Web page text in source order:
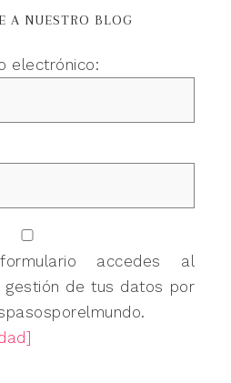
A NUESTRO BLOG
electrónico:
accedes al
gestión de tus datos por